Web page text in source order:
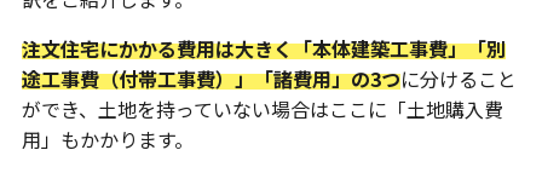
注文住宅にかかる費用は大きく「本体建築工事費」「別
途工事費（付帯工事費）」「諸費用」の3つに分けること
ができ、土地を持っていない場合はここに「土地購入費
用」もかかります。